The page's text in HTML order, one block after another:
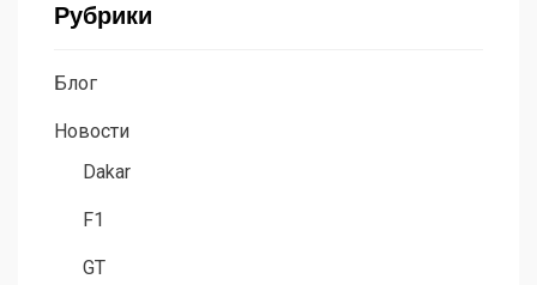
Рубрики
Блог
Новости
Dakar
F1
GT